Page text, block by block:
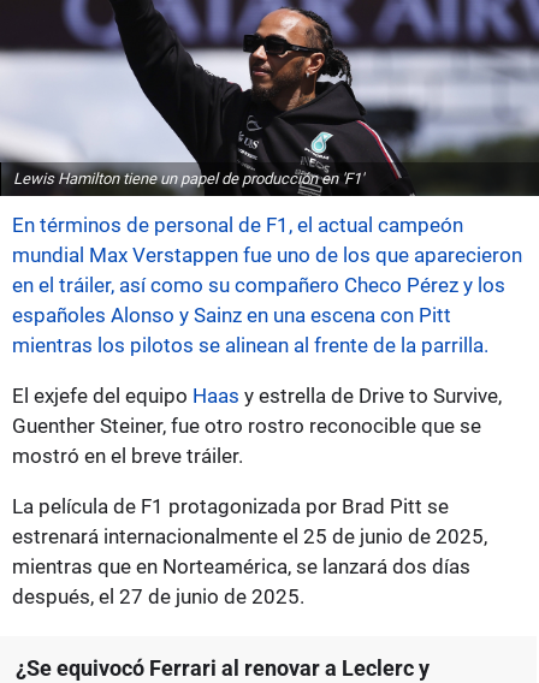
Lewis Hamilton tiene un papel de producción en 'F1'
En términos de personal de F1, el actual campeón
mundial Max Verstappen fue uno de los que aparecieron
en el tráiler, así como su compañero Checo Pérez y los
españoles Alonso y Sainz en una escena con Pitt
mientras los pilotos se alinean al frente de la parrilla.
El exjefe del equipo Haas y estrella de Drive to Survive,
Guenther Steiner, fue otro rostro reconocible que se
mostró en el breve tráiler.
La película de F1 protagonizada por Brad Pitt se
estrenará internacionalmente el 25 de junio de 2025,
mientras que en Norteamérica, se lanzará dos días
después, el 27 de junio de 2025.
¿Se equivocó Ferrari al renovar a Leclerc y